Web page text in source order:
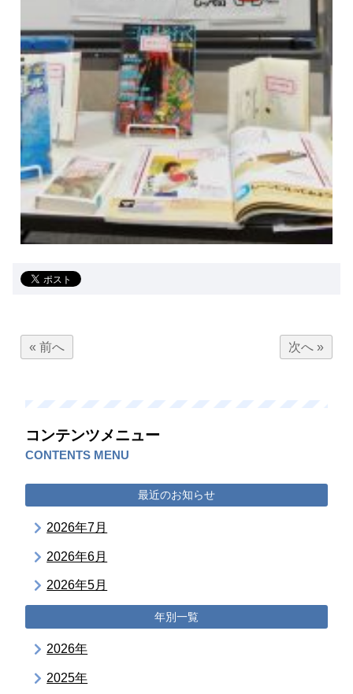
« 前へ 次へ »
コンテンツメニュー
CONTENTS MENU
最近のお知らせ
2026年7月
2026年6月
2026年5月
年別一覧
2026年
2025年